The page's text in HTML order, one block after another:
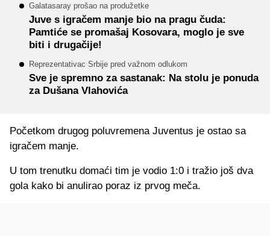
Galatasaray prošao na produžetke
Juve s igračem manje bio na pragu čuda:
Pamtiće se promašaj Kosovara, moglo je sve
biti i drugačije!
Reprezentativac Srbije pred važnom odlukom
Sve je spremno za sastanak: Na stolu je ponuda
za Dušana Vlahovića
Početkom drugog poluvremena Juventus je ostao sa
igračem manje.
U tom trenutku domaći tim je vodio 1:0 i tražio još dva
gola kako bi anulirao poraz iz prvog meča.